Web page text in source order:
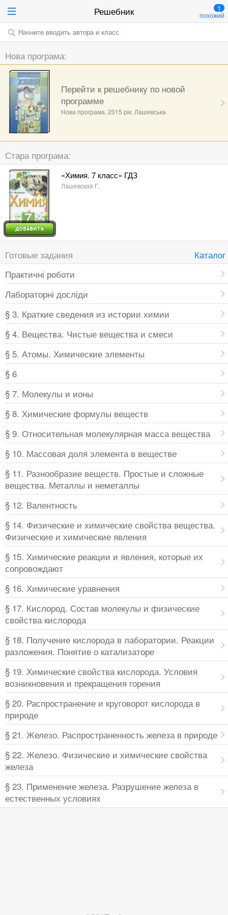
Решебник 1
похожий
Начните вводить автора и класс
Нова програма:
Перейти к решебнику по новой
программе
Нова програма. 2015 рік. Лашевська
Стара програма:
«Химия. 7 класс» ГДЗ
Лашевская Г.
Готовые задания
Каталог
Практичні роботи
Лабораторні досліди
§ 3. Краткие сведения из истории химии
§ 4. Вещества. Чистые вещества и смеси
§ 5. Атомы. Химические элементы
§ 6
§ 7. Молекулы и ионы
§ 8. Химические формулы веществ
§ 9. Относительная молекулярная масса вещества
§ 10. Массовая доля элемента в веществе
§ 11. Разнообразие веществ. Простые и сложные
вещества. Металлы и неметаллы
§ 12. Валентность
§ 14. Физические и химические свойства вещества.
Физические и химические явления
§ 15. Химические реакции и явления, которые их
сопровождают
§ 16. Химические уравнения
§ 17. Кислород. Состав молекулы и физические
свойства кислорода
§ 18. Получение кислорода в лаборатории. Реакции
разложения. Понятие о катализаторе
§ 19. Химические свойства кислорода. Условия
возникновения и прекращения горения
§ 20. Распространение и круговорот кислорода в
природе
§ 21. Железо. Распространенность железа в природе
§ 22. Железо. Физические и химические свойства
железа
§ 23. Применение железа. Разрушение железа в
естественных условиях